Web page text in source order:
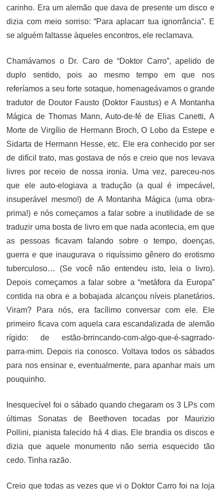
carinho. Era um alemão que dava de presente um disco e
dizia com meio sorriso: “Para aplacarr tua ignorrância”. E
se alguém faltasse àqueles encontros, ele reclamava.
Chamávamos o Dr. Caro de “Doktor Carro”, apelido de
duplo sentido, pois ao mesmo tempo em que nos
referíamos a seu forte sotaque, homenageávamos o grande
tradutor de Doutor Fausto (Doktor Faustus) e A Montanha
Mágica de Thomas Mann, Auto-de-fé de Elias Canetti, A
Morte de Virgílio de Hermann Broch, O Lobo da Estepe e
Sidarta de Hermann Hesse, etc. Ele era conhecido por ser
de difícil trato, mas gostava de nós e creio que nos levava
livres por receio de nossa ironia. Uma vez, pareceu-nos
que ele auto-elogiava a tradução (a qual é impecável,
insuperável mesmo!) de A Montanha Mágica (uma obra-
prima!) e nós começamos a falar sobre a inutilidade de se
traduzir uma bosta de livro em que nada acontecia, em que
as pessoas ficavam falando sobre o tempo, doenças,
guerra e que inaugurava o riquíssimo gênero do erotismo
tuberculoso… (Se você não entendeu isto, leia o livro).
Depois começamos a falar sobre a “metáfora da Europa”
contida na obra e a bobajada alcançou níveis planetários.
Viram? Para nós, era facílimo conversar com ele. Ele
primeiro ficava com aquela cara escandalizada de alemão
rígido: de estão-brrincando-com-algo-que-é-sagrrado-
parra-mim. Depois ria conosco. Voltava todos os sábados
para nos ensinar e, eventualmente, para apanhar mais um
pouquinho.
Inesquecível foi o sábado quando chegaram os 3 LPs com
últimas Sonatas de Beethoven tocadas por Maurizio
Pollini, pianista falecido há 4 dias. Ele brandia os discos e
dizia que aquele monumento não serria esquecido tão
cedo. Tinha razão.
Creio que todas as vezes que vi o Doktor Carro foi na loja